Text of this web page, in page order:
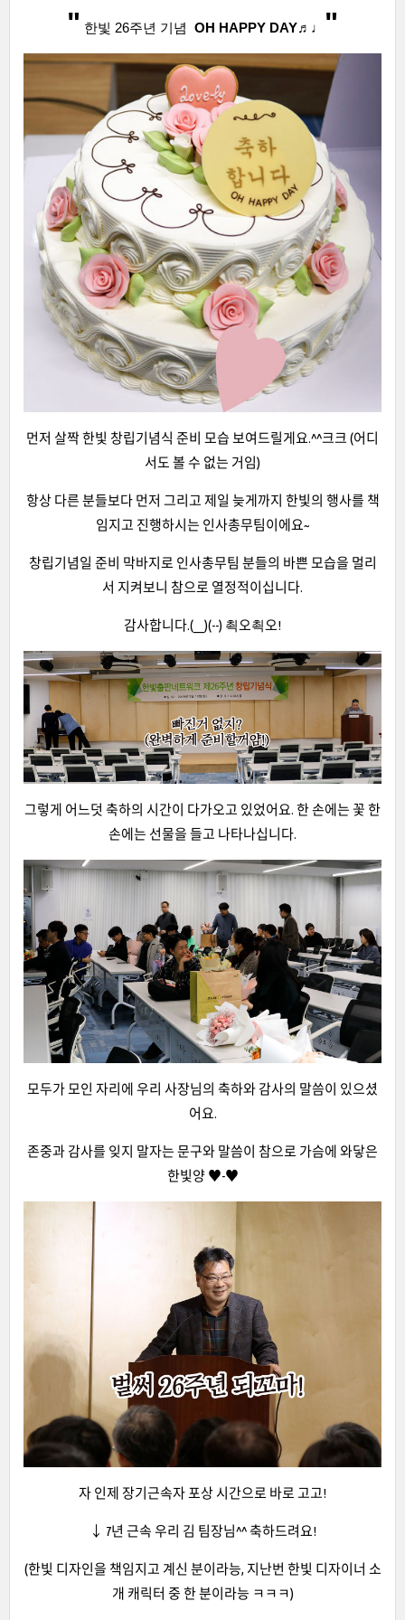
" 한빛 26주년 기념 OH HAPPY DAY♬♩ "
먼저 살짝 한빛 창립기념식 준비 모습 보여드릴게요.^^크크 (어디
서도 볼 수 없는 거임)
항상 다른 분들보다 먼저 그리고 제일 늦게까지 한빛의 행사를 책
임지고 진행하시는 인사총무팀이에요~
창립기념일 준비 막바지로 인사총무팀 분들의 바쁜 모습을 멀리
서 지켜보니 참으로 열정적이십니다.
감사합니다.(__)(--) 쵝오쵝오!
그렇게 어느덧 축하의 시간이 다가오고 있었어요. 한 손에는 꽃 한
손에는 선물을 들고 나타나십니다.
모두가 모인 자리에 우리 사장님의 축하와 감사의 말씀이 있으셨
어요.
존중과 감사를 잊지 말자는 문구와 말씀이 참으로 가슴에 와닿은
한빛양 ♥-♥
자 인제 장기근속자 포상 시간으로 바로 고고!
↓ 7년 근속 우리 김 팀장님^^ 축하드려요!
(한빛 디자인을 책임지고 계신 분이라능, 지난번 한빛 디자이너 소
개 캐릭터 중 한 분이라능 ㅋㅋㅋ)